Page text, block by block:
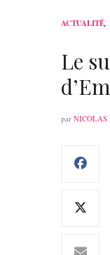
ACTUALITÉ,
Le
par NICOLAS